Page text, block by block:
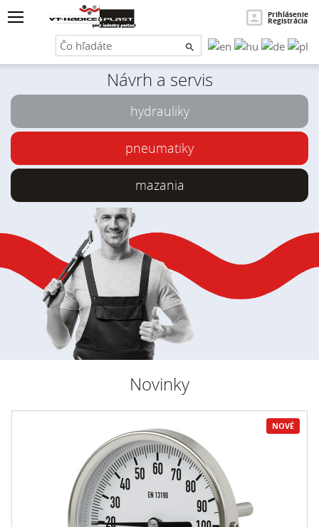
Prihlásenie
Registrácia
Návrh a servis
hydrauliky
pneumatiky
mazania
Novinky
NOVÉ